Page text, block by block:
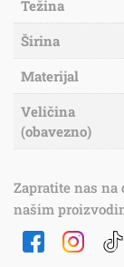
Težina
Širina
Materijal
Veličina
(obavezno)
Zapratite nas
našim